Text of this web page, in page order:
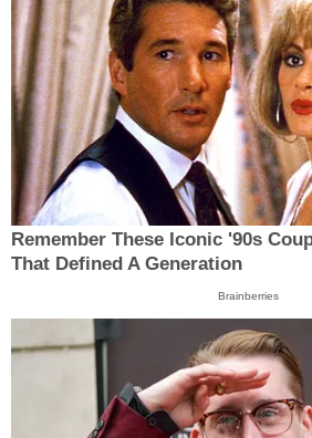
Remember These Iconic '90s
That Defined A Generation
Brainberries